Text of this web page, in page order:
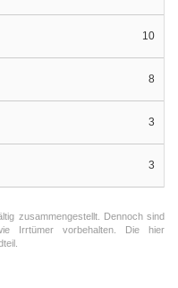
10
8
3
3
zusammengestellt. Dennoch sind
Irrtümer vorbehalten. Die hier